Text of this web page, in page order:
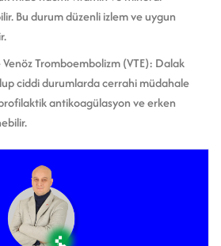
Bu durum düzenli izlem ve uygun
Venöz Tromboembolizm (VTE): Dalak
ciddi durumlarda cerrahi müdahale
antikoagülasyon ve erken